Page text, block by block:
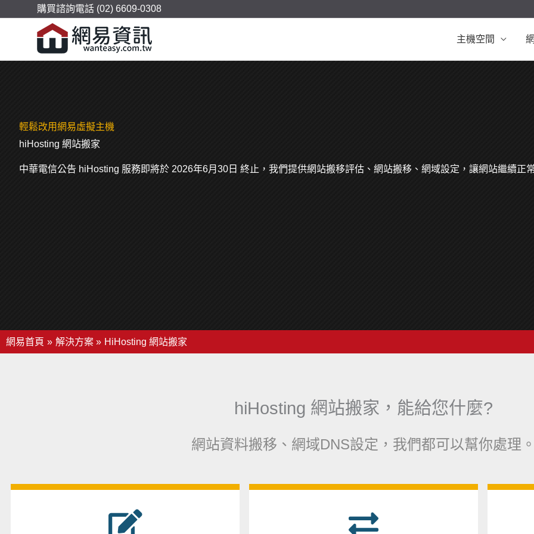
購買諮詢電話 (02) 6609-0308
主機空間
輕鬆改用網易虛擬主機
hiHosting 網站搬家
中華電信公告 hiHosting 服務即將於 2026年6月30日 終止，我們提供網站搬移評估、網站搬移、網域設定，讓網站繼續正
網易首頁 解決方案 HiHosting 網站搬家
hiHosting 網站搬家，能給您什麼?
網站資料搬移、網域DNS設定，我們都可以幫你處理